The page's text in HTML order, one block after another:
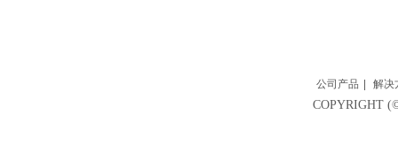
公司产品 解决
COPYRIGHT